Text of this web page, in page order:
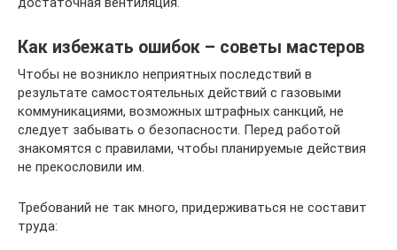
Как избежать ошибок – советы мастеров
Чтобы не возникло неприятных последствий в
результате самостоятельных действий с газовыми
коммуникациями, возможных штрафных санкций, не
следует забывать о безопасности. Перед работой
знакомятся с правилами, чтобы планируемые действия
не прекословили им.
Требований не так много, придерживаться не составит
труда: